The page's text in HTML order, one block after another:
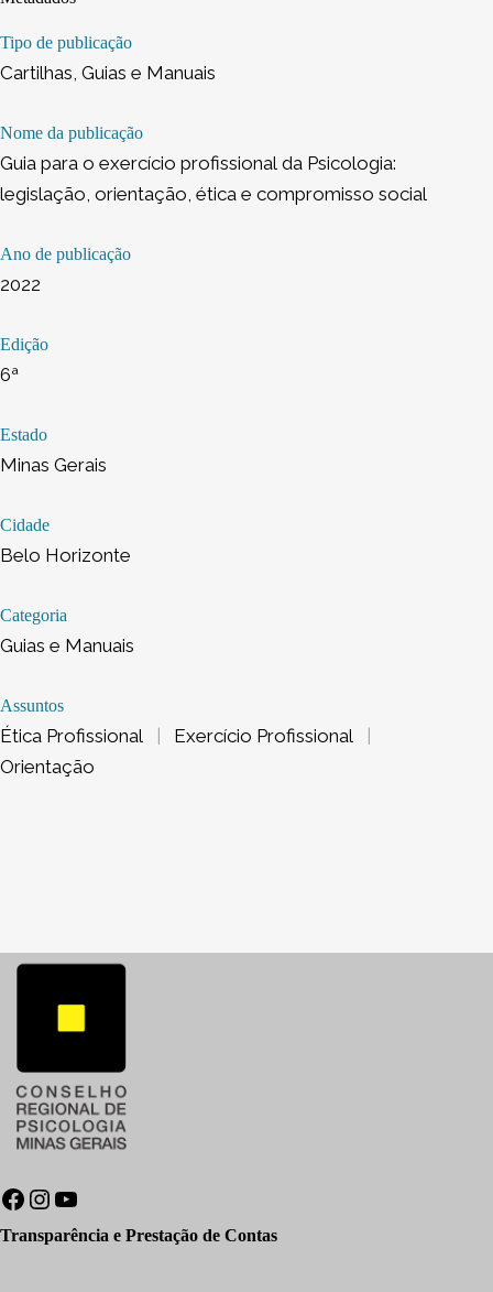
Tipo de publicação
Cartilhas, Guias e Manuais
Nome da publicação
Guia para o exercício profissional da Psicologia:
legislação, orientação, ética e compromisso social
Ano de publicação
2022
Edição
6ª
Estado
Minas Gerais
Cidade
Belo Horizonte
Categoria
Guias e Manuais
Assuntos
Ética Profissional Exercício Profissional
Orientação
Facebook
Instagram
Youtube
Transparência e Prestação de Contas